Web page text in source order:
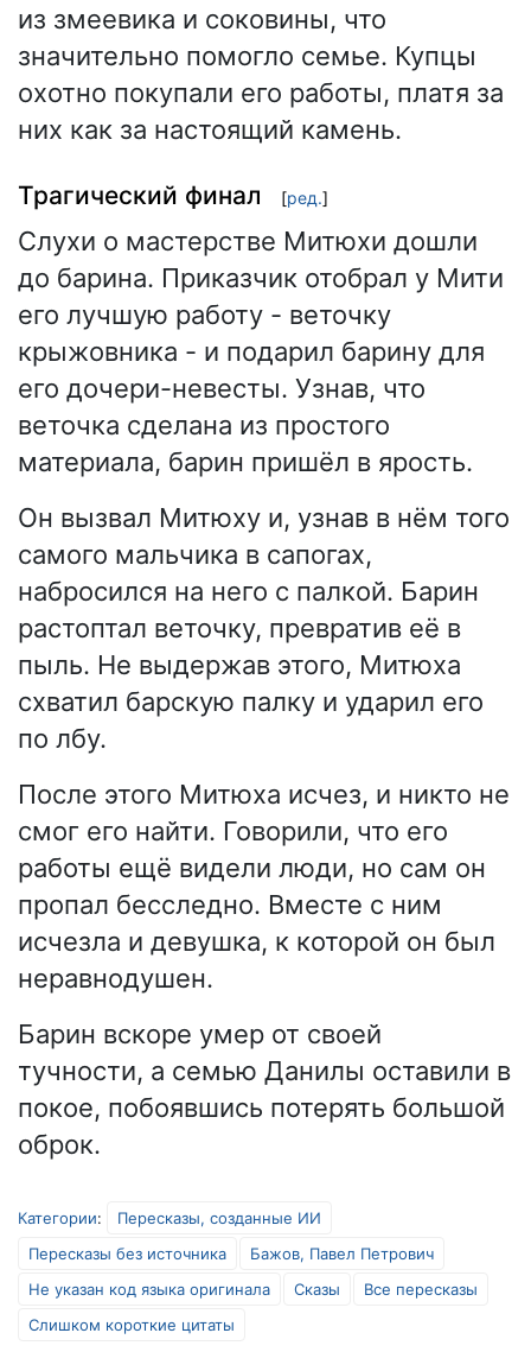
из змеевика и соковины, что
значительно помогло семье. Купцы
охотно покупали его работы, платя за
них как за настоящий камень.
Трагический финал [ред.]
Слухи о мастерстве Митюхи дошли
до барина. Приказчик отобрал у Мити
его лучшую работу - веточку
крыжовника - и подарил барину для
его дочери-невесты. Узнав, что
веточка сделана из простого
материала, барин пришёл в ярость.
Он вызвал Митюху и, узнав в нём того
самого мальчика в сапогах,
набросился на него с палкой. Барин
растоптал веточку, превратив её в
пыль. Не выдержав этого, Митюха
схватил барскую палку и ударил его
по лбу.
После этого Митюха исчез, и никто не
смог его найти. Говорили, что его
работы ещё видели люди, но сам он
пропал бесследно. Вместе с ним
исчезла и девушка, к которой он был
неравнодушен.
Барин вскоре умер от своей
тучности, а семью Данилы оставили в
покое, побоявшись потерять большой
оброк.
Категории:
Пересказы, созданные ИИ
Пересказы без источника
Бажов, Павел Петрович
Не указан код языка оригинала
Сказы
Все пересказы
Слишком короткие цитаты